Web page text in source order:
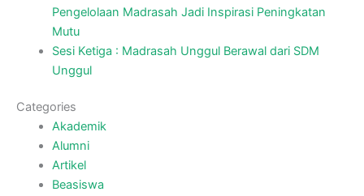
Pengelolaan Madrasah Jadi Inspirasi Peningkatan
Mutu
Sesi Ketiga : Madrasah Unggul Berawal dari SDM
Unggul
Categories
Akademik
Alumni
Artikel
Beasiswa